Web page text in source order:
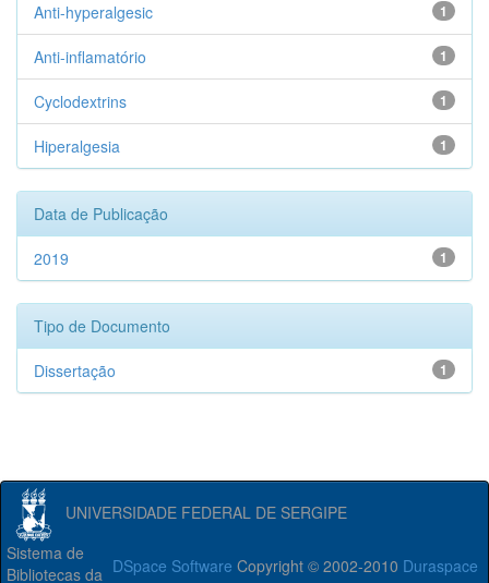
1
Anti-hyperalgesic
1
Anti-inflamatório
1
Cyclodextrins
1
Hiperalgesia
Data de Publicação
1
2019
Tipo de Documento
1
Dissertação
UNIVERSIDADE FEDERAL DE SERGIPE
DSpace Software Copyright © 2002-2010 Duraspace
Sistema de
Bibliotecas da